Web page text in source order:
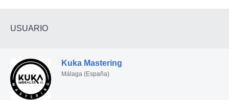
USUARIO
Kuka Mastering
Málaga (España)